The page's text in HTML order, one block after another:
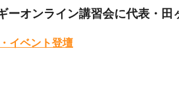
ーオンライン講習会に代表・田
イベント登壇